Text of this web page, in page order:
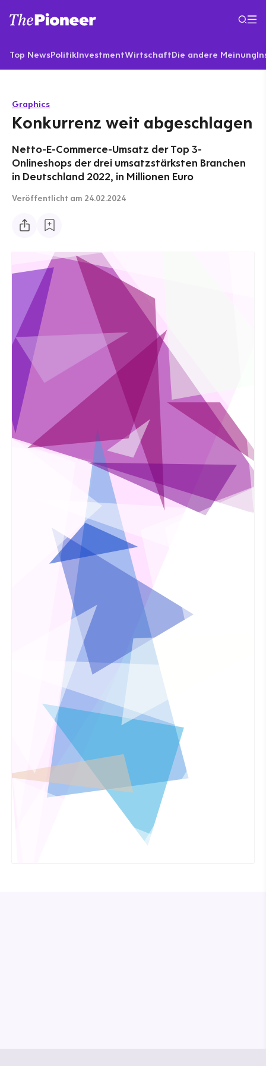
Top NewsPolitikInvestmentWirtschaftDie andere Meinung
Graphics
Konkurrenz weit abgeschlagen
Netto-E-Commerce-Umsatz der Top 3-
Onlineshops der drei umsatzstärksten Branchen
in Deutschland 2022, in Millionen Euro
Veröffentlicht am 24.02.2024